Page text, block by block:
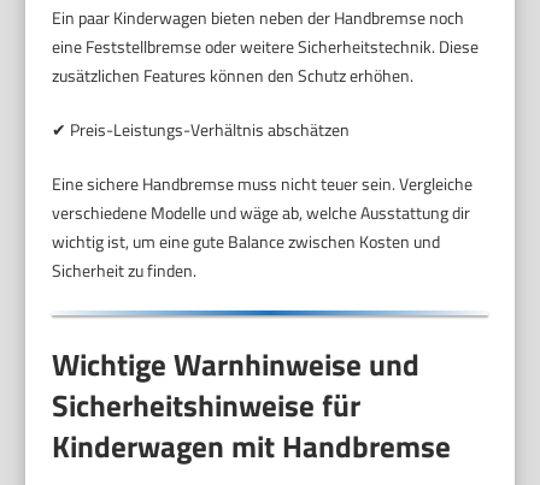
Ein paar Kinderwagen bieten neben der Handbremse noch
eine Feststellbremse oder weitere Sicherheitstechnik. Diese
zusätzlichen Features können den Schutz erhöhen.
✔ Preis-Leistungs-Verhältnis abschätzen
Eine sichere Handbremse muss nicht teuer sein. Vergleiche
verschiedene Modelle und wäge ab, welche Ausstattung dir
wichtig ist, um eine gute Balance zwischen Kosten und
Sicherheit zu finden.
Wichtige Warnhinweise und
Sicherheitshinweise für
Kinderwagen mit Handbremse